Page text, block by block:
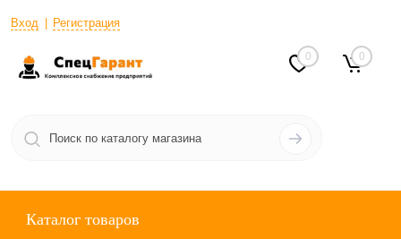
Вход Регистрация
0 0
Каталог товаров